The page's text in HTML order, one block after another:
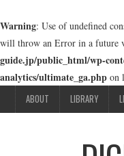
Warning: Use of undefined
will throw an Error in a future
guide.jp/public_html/wp-
analytics/ultimate_ga.php on
ABOUT LIBRARY